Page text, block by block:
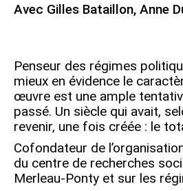
Avec Gilles Bataillon, Anne
Penseur des régimes
mieux en évidence le
œuvre est une ample
passé. Un siècle qui avait,
revenir, une fois créée : le
Cofondateur de
du centre de recherches
Merleau-Ponty et sur les